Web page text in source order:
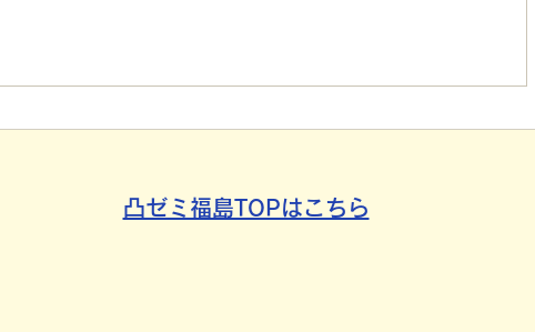
社会への一歩
たかい輪
凸ゼミ福島TOPはこちら